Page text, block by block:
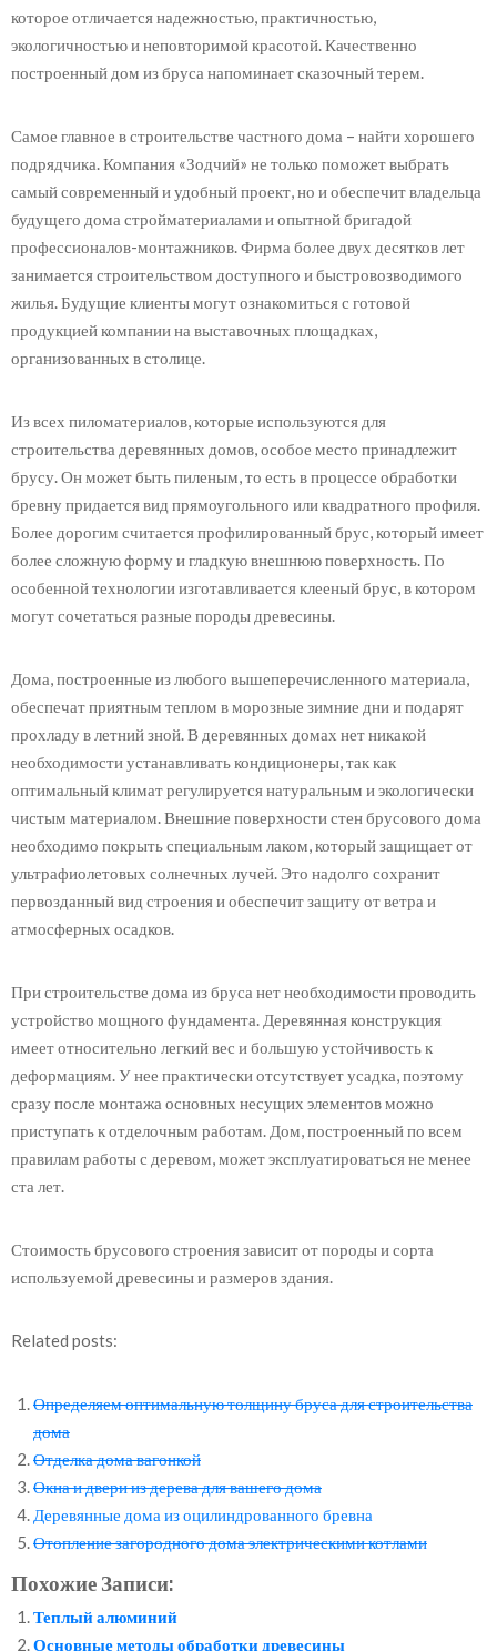
которое отличается надежностью, практичностью,
экологичностью и неповторимой красотой. Качественно
построенный дом из бруса напоминает сказочный терем.
Самое главное в строительстве частного дома – найти хорошего
подрядчика. Компания «Зодчий» не только поможет выбрать
самый современный и удобный проект, но и обеспечит владельца
будущего дома стройматериалами и опытной бригадой
профессионалов-монтажников. Фирма более двух десятков лет
занимается строительством доступного и быстровозводимого
жилья. Будущие клиенты могут ознакомиться с готовой
продукцией компании на выставочных площадках,
организованных в столице.
Из всех пиломатериалов, которые используются для
строительства деревянных домов, особое место принадлежит
брусу. Он может быть пиленым, то есть в процессе обработки
бревну придается вид прямоугольного или квадратного профиля.
Более дорогим считается профилированный брус, который имеет
более сложную форму и гладкую внешнюю поверхность. По
особенной технологии изготавливается клееный брус, в котором
могут сочетаться разные породы древесины.
Дома, построенные из любого вышеперечисленного материала,
обеспечат приятным теплом в морозные зимние дни и подарят
прохладу в летний зной. В деревянных домах нет никакой
необходимости устанавливать кондиционеры, так как
оптимальный климат регулируется натуральным и экологически
чистым материалом. Внешние поверхности стен брусового дома
необходимо покрыть специальным лаком, который защищает от
ультрафиолетовых солнечных лучей. Это надолго сохранит
первозданный вид строения и обеспечит защиту от ветра и
атмосферных осадков.
При строительстве дома из бруса нет необходимости проводить
устройство мощного фундамента. Деревянная конструкция
имеет относительно легкий вес и большую устойчивость к
деформациям. У нее практически отсутствует усадка, поэтому
сразу после монтажа основных несущих элементов можно
приступать к отделочным работам. Дом, построенный по всем
правилам работы с деревом, может эксплуатироваться не менее
ста лет.
Стоимость брусового строения зависит от породы и сорта
используемой древесины и размеров здания.
Related posts:
Определяем оптимальную толщину бруса для строительства
дома
Отделка дома вагонкой
Окна и двери из дерева для вашего дома
Деревянные дома из оцилиндрованного бревна
Отопление загородного дома электрическими котлами
Похожие Записи:
Теплый алюминий
Основные методы обработки древесины